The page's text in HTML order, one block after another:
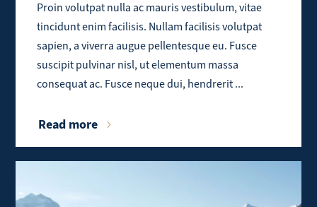
Proin volutpat nulla ac mauris vestibulum, vitae
tincidunt enim facilisis. Nullam facilisis volutpat
sapien, a viverra augue pellentesque eu. Fusce
suscipit pulvinar nisl, ut elementum massa
consequat ac. Fusce neque dui, hendrerit ...
Read more